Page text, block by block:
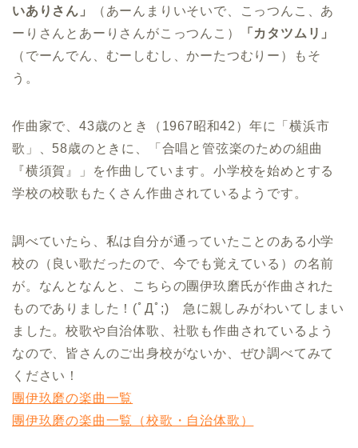
いありさん」
（あーんまりいそいで、こっつんこ、あ
ーりさんとあーりさんがこっつんこ）
「カタツムリ」
（でーんでん、むーしむし、かーたつむりー）もそ
う。
作曲家で、43歳のとき（1967昭和42）年に「横浜市
歌」、58歳のときに、「合唱と管弦楽のための組曲
『横須賀』」を作曲しています。小学校を始めとする
学校の校歌もたくさん作曲されているようです。
調べていたら、私は自分が通っていたことのある小学
校の（良い歌だったので、今でも覚えている）の名前
が。なんとなんと、こちらの團伊玖磨氏が作曲された
ものでありました！(ﾟДﾟ;) 急に親しみがわいてしまい
ました。校歌や自治体歌、社歌も作曲されているよう
なので、皆さんのご出身校がないか、ぜひ調べてみて
ください！
團伊玖磨の楽曲一覧
團伊玖磨の楽曲一覧（校歌・自治体歌）